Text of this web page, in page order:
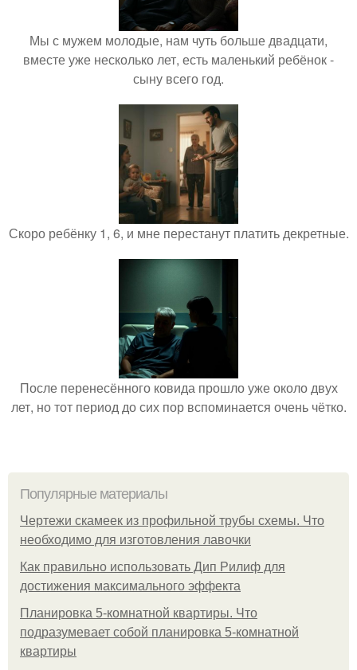
Мы с мужем молодые, нам чуть больше двадцати,
вместе уже несколько лет, есть маленький ребёнок -
сыну всего год.
Скоро ребёнку 1, 6, и мне перестанут платить декретные.
После перенесённого ковида прошло уже около двух
лет, но тот период до сих пор вспоминается очень чётко.
Популярные материалы
Чертежи скамеек из профильной трубы схемы. Что
необходимо для изготовления лавочки
Как правильно использовать Дип Рилиф для
достижения максимального эффекта
Планировка 5-комнатной квартиры. Что
подразумевает собой планировка 5-комнатной
квартиры